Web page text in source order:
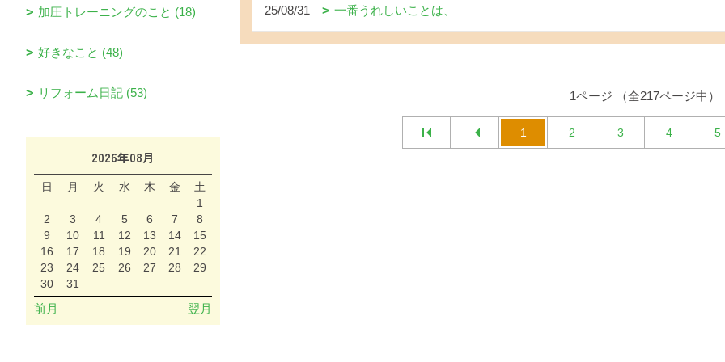
25/08/31 一番うれしいことは、
1ページ （全217ページ中）
1 2 3 4 5
加圧トレーニングのこと (18)
好きなこと (48)
リフォーム日記 (53)
2026年08月
日 月 火 水 木 金
土
1
2
3 4 5 6 7
8
9
10 11 12 13 14
15
16
17 18 19 20 21
22
23
24 25 26 27 28
29
30
31
前月 翌月